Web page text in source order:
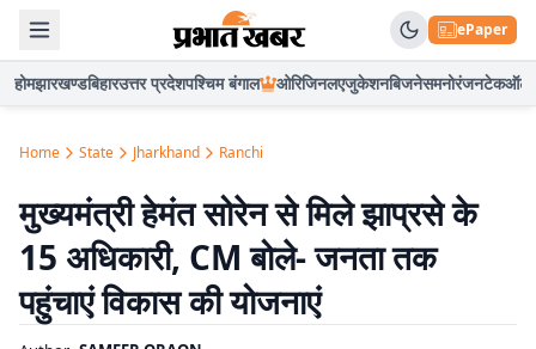
ePaper
होमझारखण्डबिहारउत्तर प्रदेशपश्चिम बंगाल ओरिजिनलएजुकेशनबिजनेसमनोरंजनटेकऑटो
Home State Jharkhand Ranchi
मुख्यमंत्री हेमंत सोरेन से मिले झाप्रसे के
15 अधिकारी, CM बोले- जनता तक
पहुंचाएं विकास की योजनाएं